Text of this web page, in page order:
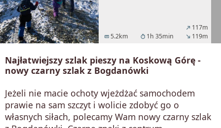
straighten 5.2km timer 1h 35min
north_east 117m
south_east 119m
Najłatwiejszy szlak pieszy na Koskową Górę -
nowy czarny szlak z Bogdanówki
Jeżeli nie macie ochoty wjeżdżać samochodem
prawie na sam szczyt i wolicie zdobyć go o
własnych siłach, polecamy Wam nowy czarny szlak